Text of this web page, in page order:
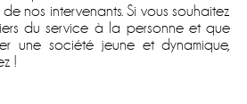
nos intervenants. Si vous souhaitez
du service à la personne et que
une société jeune et dynamique,
!